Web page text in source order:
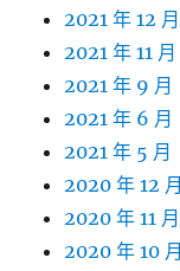
2021 年 12 月
2021 年 11 月
2021 年 9 月
2021 年 6 月
2021 年 5 月
2020 年 12 月
2020 年 11 月
2020 年 10 月